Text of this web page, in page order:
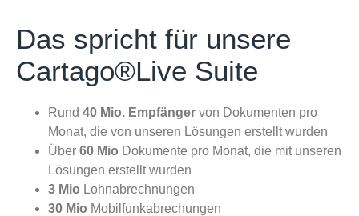
Das spricht für unsere
Cartago®Live Suite
Rund 40 Mio. Empfänger von Dokumenten pro
Monat, die von unseren Lösungen erstellt wurden
Über 60 Mio Dokumente pro Monat, die mit unseren
Lösungen erstellt wurden
3 Mio Lohnabrechnungen
30 Mio Mobilfunkabrechungen